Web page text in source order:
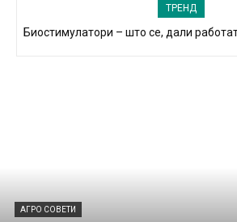
ТРЕНД
Температури над 35°C – 20 грешки
АГРО СОВЕТИ